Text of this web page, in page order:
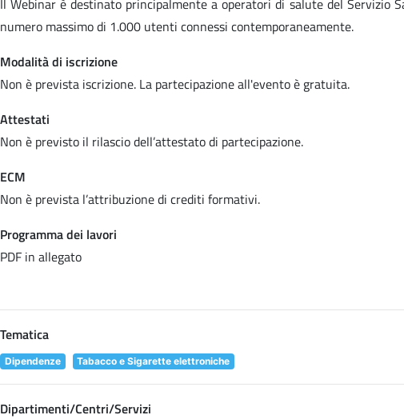
numero massimo di 1.000 utenti connessi contemporaneamente.
Modalità di iscrizione
Non è prevista iscrizione. La partecipazione all'evento è gratuita.
Attestati
Non è previsto il rilascio dell’attestato di partecipazione.
ECM
Non è prevista l’attribuzione di crediti formativi.
Programma dei lavori
PDF in allegato
Tematica
Dipendenze Tabacco e Sigarette elettroniche
Dipartimenti/Centri/Servizi